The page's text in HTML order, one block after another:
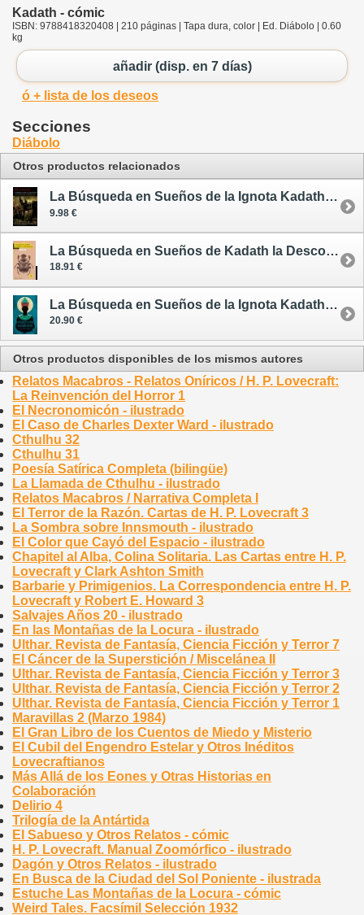
Kadath - cómic
ISBN: 9788418320408 | 210 páginas | Tapa dura, color | Ed. Diábolo | 0.60
kg
añadir (disp. en 7 días)
ó + lista de los deseos
Secciones
Diábolo
Otros productos relacionados
La Búsqueda en Sueños de la Ignota Kadath y Otras Aventuras Oníricas de Randolph Carter
9.98 €
La Búsqueda en Sueños de Kadath la Desconocida
18.91 €
La Búsqueda en Sueños de la Ignota Kadath - cómic
20.90 €
Otros productos disponibles de los mismos autores
Relatos Macabros - Relatos Oníricos / H. P. Lovecraft:
La Reinvención del Horror 1
El Necronomicón - ilustrado
El Caso de Charles Dexter Ward - ilustrado
Cthulhu 32
Cthulhu 31
Poesía Satírica Completa (bilingüe)
La Llamada de Cthulhu - ilustrado
Relatos Macabros / Narrativa Completa I
El Terror de la Razón. Cartas de H. P. Lovecraft 3
La Sombra sobre Innsmouth - ilustrado
El Color que Cayó del Espacio - ilustrado
Chapitel al Alba, Colina Solitaria. Las Cartas entre H. P.
Lovecraft y Clark Ashton Smith
Barbarie y Primigenios. La Correspondencia entre H. P.
Lovecraft y Robert E. Howard 3
Salvajes Años 20 - ilustrado
En las Montañas de la Locura - ilustrado
Ulthar. Revista de Fantasía, Ciencia Ficción y Terror 7
El Cáncer de la Superstición / Miscelánea II
Ulthar. Revista de Fantasía, Ciencia Ficción y Terror 3
Ulthar. Revista de Fantasía, Ciencia Ficción y Terror 2
Ulthar. Revista de Fantasía, Ciencia Ficción y Terror 1
Maravillas 2 (Marzo 1984)
El Gran Libro de los Cuentos de Miedo y Misterio
El Cubil del Engendro Estelar y Otros Inéditos
Lovecraftianos
Más Allá de los Eones y Otras Historias en
Colaboración
Delirio 4
Trilogía de la Antártida
El Sabueso y Otros Relatos - cómic
H. P. Lovecraft. Manual Zoomórfico - ilustrado
Dagón y Otros Relatos - ilustrado
En Busca de la Ciudad del Sol Poniente - ilustrada
Estuche Las Montañas de la Locura - cómic
Weird Tales. Facsímil Selección 1932